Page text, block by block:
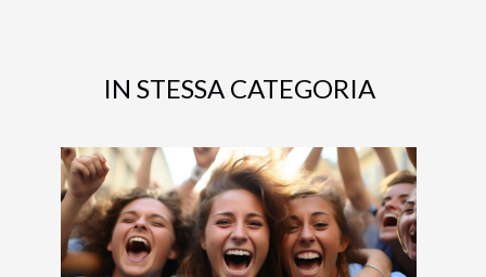
IN STESSA CATEGORIA